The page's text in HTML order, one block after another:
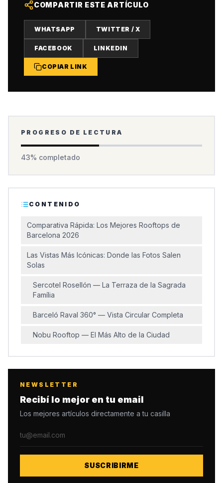
COMPARTIR ESTE ARTÍCULO
WHATSAPP TWITTER / X
FACEBOOK LINKEDIN
COPIAR LINK
PROGRESO DE LECTURA
43% completado
CONTENIDO
Comparativa Rápida: Los Mejores Rooftops de
Barcelona 2026
Las Vistas Más Icónicas: Donde las Fotos Salen
Solas
Sercotel Rosellón — La Terraza de la Sagrada
Família
Barceló Raval 360° — Vista Circular Completa
Nobu Rooftop — El Más Alto de la Ciudad
Experiencias y Afterwork: Más que una Simple
Hotel Novotel Barcelona City — Yoga y Full Body
Hotel América — Pilates y Música los Lunes
Cocktails
Terrazas con Encanto Local y Brisa Marina
NEWSLETTER
Recibí lo mejor en tu email
Los mejores artículos directamente a tu casilla
SUSCRIBIRME